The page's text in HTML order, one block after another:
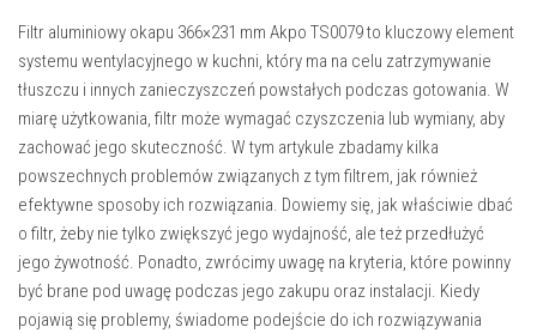
Filtr aluminiowy okapu 366×231 mm Akpo TS0079 to kluczowy element
systemu wentylacyjnego w kuchni, który ma na celu zatrzymywanie
tłuszczu i innych zanieczyszczeń powstałych podczas gotowania. W
miarę użytkowania, filtr może wymagać czyszczenia lub wymiany, aby
zachować jego skuteczność. W tym artykule zbadamy kilka
powszechnych problemów związanych z tym filtrem, jak również
efektywne sposoby ich rozwiązania. Dowiemy się, jak właściwie dbać
o filtr, żeby nie tylko zwiększyć jego wydajność, ale też przedłużyć
jego żywotność. Ponadto, zwrócimy uwagę na kryteria, które powinny
być brane pod uwagę podczas jego zakupu oraz instalacji. Kiedy
pojawią się problemy, świadome podejście do ich rozwiązywania